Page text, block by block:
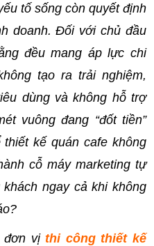
tố sống còn quyết định
doanh. Đối với chủ đầu
đều mang áp lực chi
tạo ra trải nghiệm,
dùng và không hỗ trợ
vuông đang “đốt tiền”
kế quán cafe không
cỗ máy marketing tự
ngay cả khi không
đơn vịthi công thiết kế